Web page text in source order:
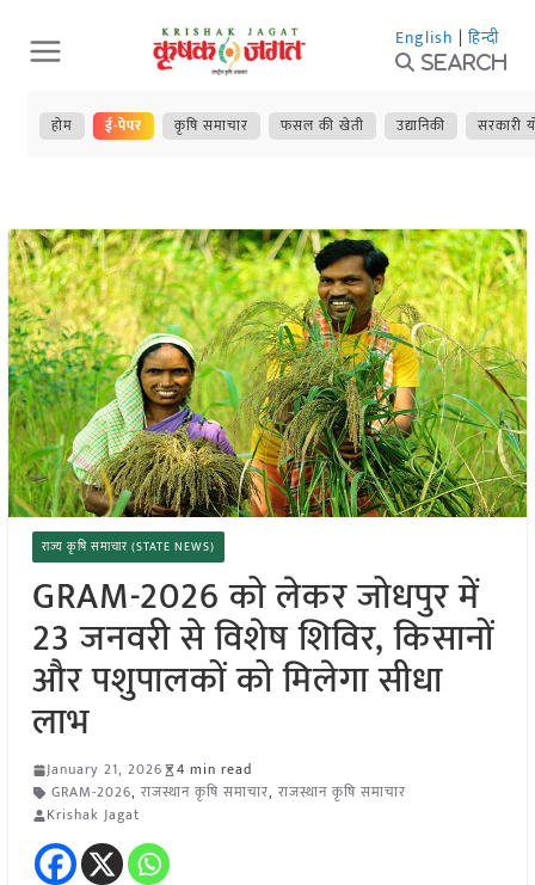
Skip
to
content
English | हिन्दी
Search
होम ई-पेपर कृषि समाचार फसल की खेती उद्यानिकी सरकारी
राज्य कृषि समाचार (STATE NEWS)
GRAM-2026 को लेकर जोधपुर में
23 जनवरी से विशेष शिविर, किसानों
और पशुपालकों को मिलेगा सीधा
लाभ
January 21, 2026
4 min read
GRAM-2026, राजस्थान कृषि समाचार, राजस्थान कृषि समाचार
Krishak Jagat